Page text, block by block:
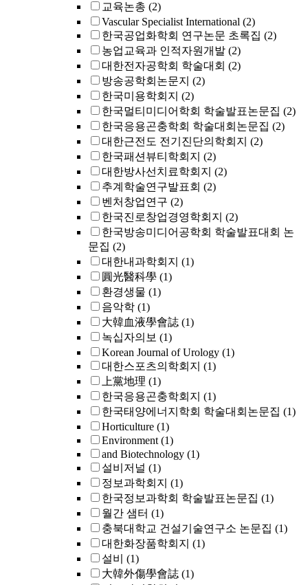
교육논총 (2)
Vascular Specialist International (2)
한국공업화학회 연구논문 초록집 (2)
농업교육과 인적자원개발 (2)
대한전자공학회 학술대회 (2)
방송공학회논문지 (2)
한국미용학회지 (2)
한국멀티미디어학회 학술발표논문집 (2)
한국응용곤충학회 학술대회논문집 (2)
대한근전도 전기진단의학회지 (2)
한국패션뷰티학회지 (2)
대한방사선치료학회지 (2)
추계학술연구발표회 (2)
벤처창업연구 (2)
한국진로창업경영학회지 (2)
한국방송미디어공학회 학술발표대회 논
문집 (2)
대한내과학회지 (1)
圓光醫科學 (1)
환경생물 (1)
음악학 (1)
大韓血液學會誌 (1)
녹십자의보 (1)
Korean Journal of Urology (1)
대한스포츠의학회지 (1)
上黨地理 (1)
한국응용곤충학회지 (1)
한국태양에너지학회 학술대회논문집 (1)
Horticulture (1)
Environment (1)
and Biotechnology (1)
설비저널 (1)
정보과학회지 (1)
한국정보과학회 학술발표논문집 (1)
월간 샘터 (1)
충북대학교 건설기술연구소 논문집 (1)
대한화장품학회지 (1)
설비
(1)
大韓外傷學會誌 (1)